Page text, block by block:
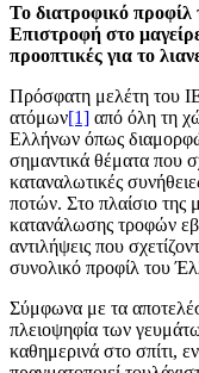
Το διατροφικό
Επιστροφή στο
προοπτικές για το
Πρόσφατη μελέτη του
ατόμων[1] από όλη τη
Ελλήνων όπως
σημαντικά θέματα που
καταναλωτικές
ποτών. Στο πλαίσιο της
κατανάλωσης τροφών
αντιλήψεις που
συνολικό προφίλ του
Σύμφωνα με τα
πλειοψηφία των
καθημερινά στο σπίτι,